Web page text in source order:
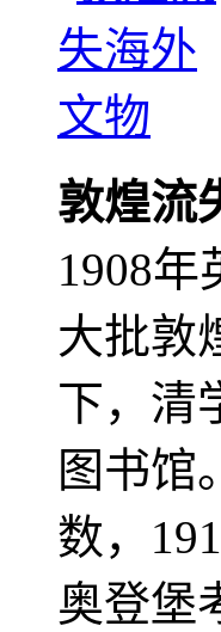
敦煌流
1908
大批敦
下，清
图书馆
数，
奥登堡